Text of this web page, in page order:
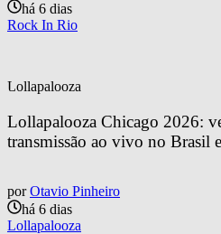
há 6 dias
Rock In Rio
Lollapalooza
Lollapalooza Chicago 2026:
transmissão ao vivo no Brasil
por Otavio Pinheiro
há 6 dias
Lollapalooza